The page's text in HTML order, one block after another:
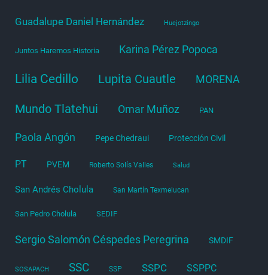
Guadalupe Daniel Hernández Huejotzingo
Juntos Haremos Historia Karina Pérez Popoca
Lilia Cedillo Lupita Cuautle MORENA
Mundo Tlatehui Omar Muñoz PAN
Paola Angón Pepe Chedraui Protección Civil
PT PVEM Roberto Solís Valles Salud
San Andrés Cholula San Martín Texmelucan
San Pedro Cholula SEDIF
Sergio Salomón Céspedes Peregrina SMDIF
SOSAPACH SSC SSP SSPC SSPPC